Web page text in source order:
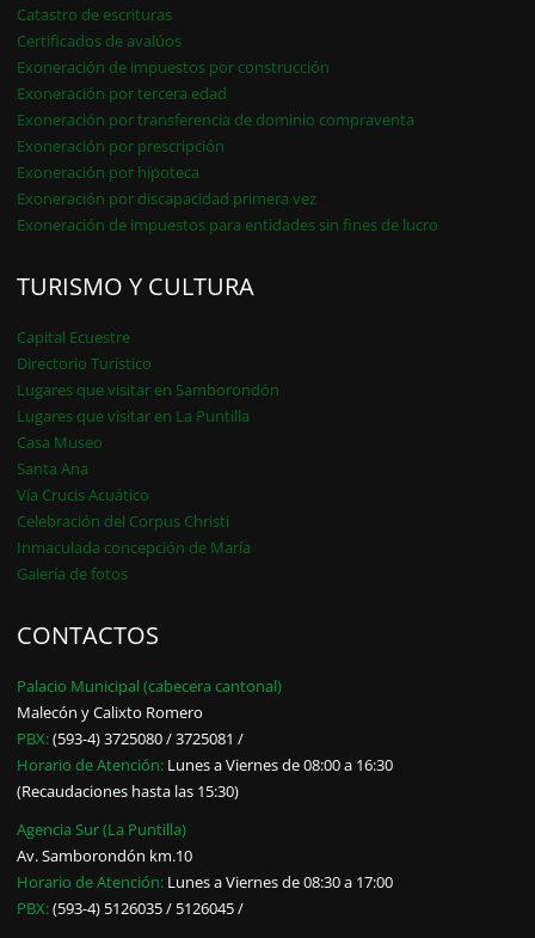
Catastro de escrituras
Certificados de avalúos
Exoneración de impuestos por construcción
Exoneración por tercera edad
Exoneración por transferencia de dominio compraventa
Exoneración por prescripción
Exoneración por hipoteca
Exoneración por discapacidad primera vez
Exoneración de impuestos para entidades sin fines de lucro
TURISMO Y CULTURA
Capital Ecuestre
Directorio Turístico
Lugares que visitar en Samborondón
Lugares que visitar en La Puntilla
Casa Museo
Santa Ana
Vía Crucis Acuático
Celebración del Corpus Christi
Inmaculada concepción de María
Galería de fotos
CONTACTOS
Palacio Municipal (cabecera cantonal)
Malecón y Calixto Romero
PBX:(593-4) 3725080 / 3725081 /
Horario de Atención: Lunes a Viernes de 08:00 a 16:30
(Recaudaciones hasta las 15:30)
Agencia Sur (La Puntilla)
Av. Samborondón km.10
Horario de Atención: Lunes a Viernes de 08:30 a 17:00
PBX:(593-4) 5126035 / 5126045 /